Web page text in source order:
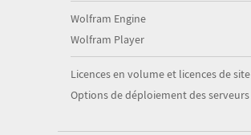
Wolfram Engine
Wolfram Player
Licences en volume et licences de site
Options de déploiement des serveurs